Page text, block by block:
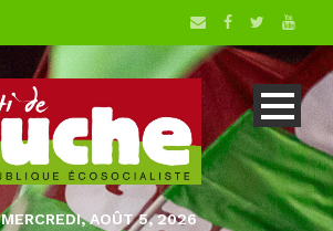
MERCREDI, AOÛT 5, 2026